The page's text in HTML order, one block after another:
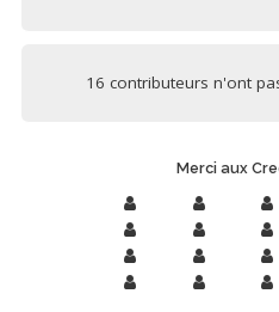
16 contributeurs n'ont
Merci aux